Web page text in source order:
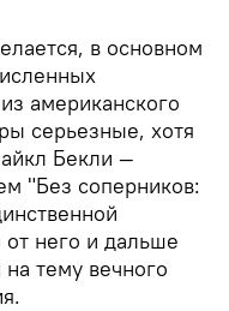
в основном
американского
серьезные, хотя
Бекли —
"Без соперников:
от него и дальше
тему вечного